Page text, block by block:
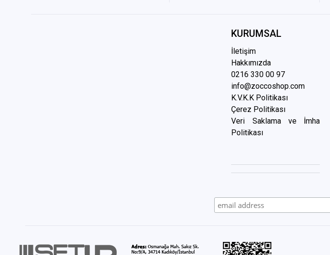
KURUMSAL
İletişim
Hakkımızda
0216 330 00 97
info@zoccoshop.com
K.V.K.K Politikası
Çerez Politikası
Veri Saklama ve İmha
Politikası